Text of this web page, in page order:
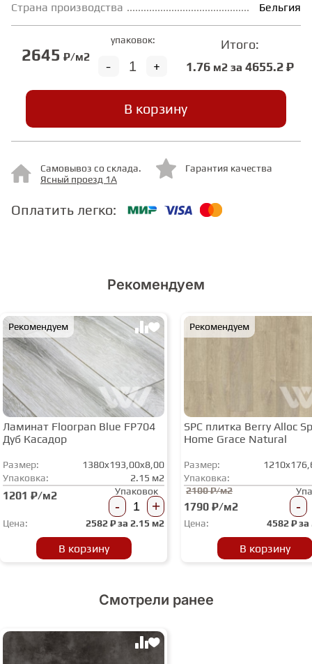
ИНЖЕНЕРНЫЙ МОДУЛЬ
СТУПЕНИ
МИНЕРАЛЬНО-КАМЕННЫЙ
ЛАМИНАТ MSPC
ЛАМИНАТ SWF
Страна производства
Бельгия
2645 ₽/м2
упаковок:
+
-
Итого:
1.76м2 за 4655.2 ₽
В корзину
Самовывоз со склада.
Ясный проезд 1А
Гарантия качества
Оплатить легко:
Рекомендуем
Рекомендуем
Ламинат Floorpan Blue FP704
Дуб Касадор
Размер:
1380x193,00x8,00
Упаковка:
2.15 м2
1201 ₽/м2 Упаковок
- +
Цена: 2582₽ за 2.15 м2
В корзину
Рекомендуем
SPC плитка Berry Alloc
Home Grace Natural
Размер:
Упаковка:
2100 ₽/м2
1790 ₽/м2 -
Цена: 4582₽ за
В корзину
Смотрели ранее